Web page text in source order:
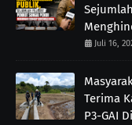
Juli 16,
Terima
P3-GAI